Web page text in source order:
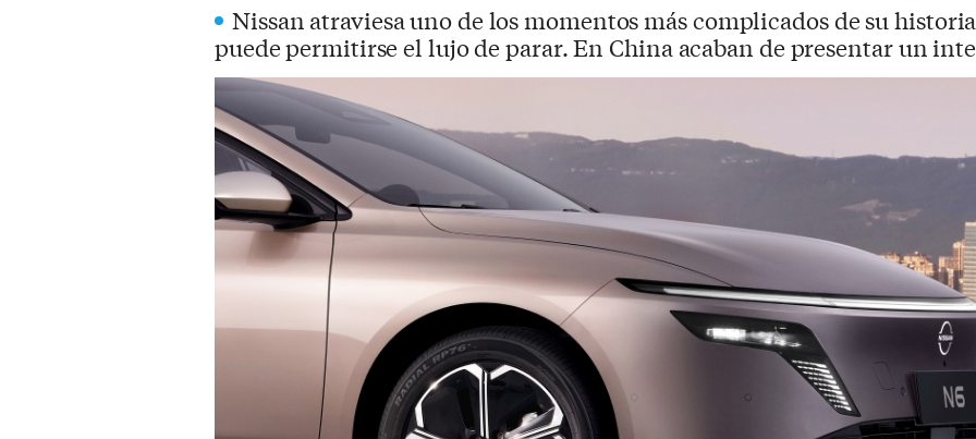
Nissan atraviesa uno de los momentos más complicados de su
puede permitirse el lujo de parar. En China acaban de presentar un